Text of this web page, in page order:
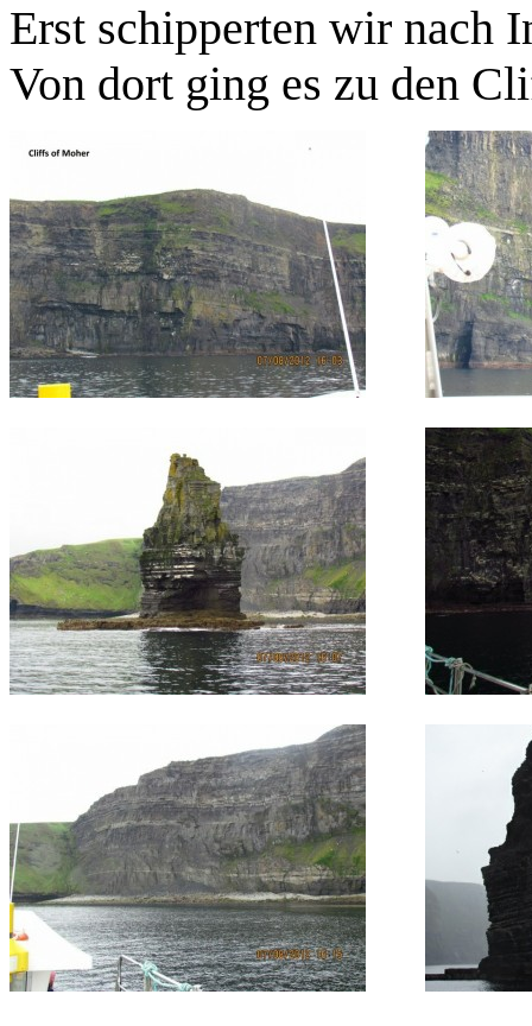
Erst schipperten wir nach
Von dort ging es zu den